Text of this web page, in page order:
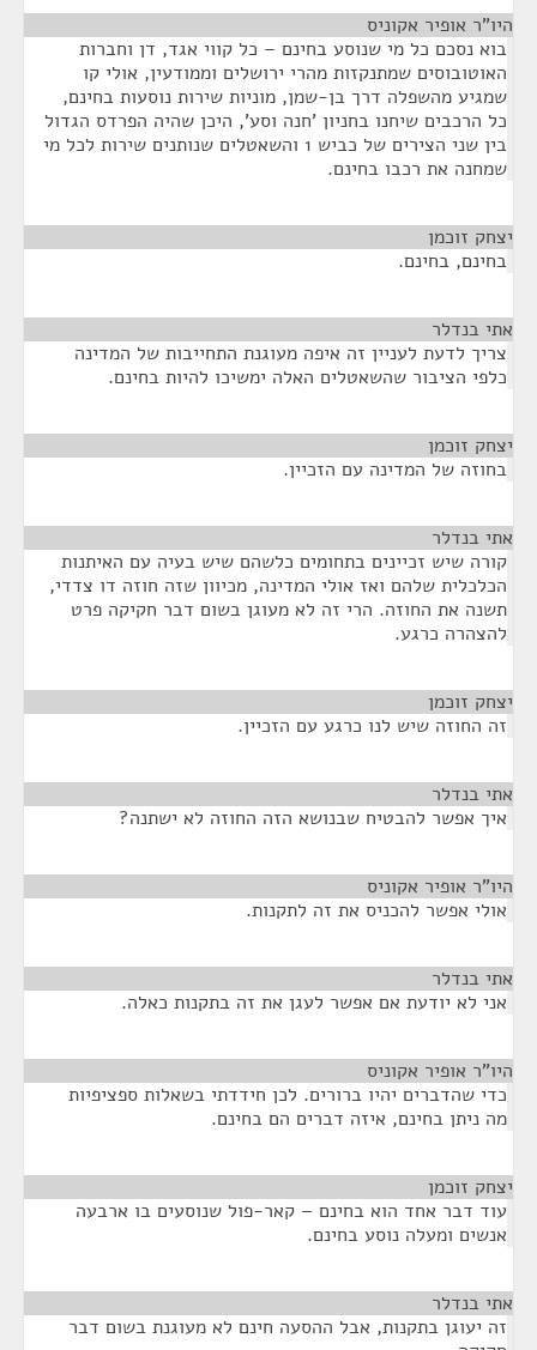
היו"ר אופיר אקוניס
בוא נסכם כל מי שנוסע בחינם – כל קווי אגד, דן וחברות
האוטובוסים שמתנקזות מהרי ירושלים וממודעין, אולי קו
שמגיע מהשפלה דרך בן-שמן, מוניות שירות נוסעות בחינם,
כל הרכבים שיחנו בחניון 'חנה וסע', היכן שהיה הפרדס הגדול
בין שני הצירים של כביש 1 והשאטלים שנותנים שירות לכל מי
שמחנה את רכבו בחינם.
יצחק זוכמן
בחינם, בחינם.
אתי בנדלר
צריך לדעת לעניין זה איפה מעוגנת התחייבות של המדינה
כלפי הציבור שהשאטלים האלה ימשיכו להיות בחינם.
יצחק זוכמן
בחוזה של המדינה עם הזכיין.
אתי בנדלר
קורה שיש זכיינים בתחומים כלשהם שיש בעיה עם האיתנות
הכלכלית שלהם ואז אולי המדינה, מכיוון שזה חוזה דו צדדי,
תשנה את החוזה. הרי זה לא מעוגן בשום דבר חקיקה פרט
להצהרה כרגע.
יצחק זוכמן
זה החוזה שיש לנו כרגע עם הזכיין.
אתי בנדלר
איך אפשר להבטיח שבנושא הזה החוזה לא ישתנה?
היו"ר אופיר אקוניס
אולי אפשר להכניס את זה לתקנות.
אתי בנדלר
אני לא יודעת אם אפשר לעגן את זה בתקנות כאלה.
היו"ר אופיר אקוניס
כדי שהדברים יהיו ברורים. לכן חידדתי בשאלות ספציפיות
מה ניתן בחינם, איזה דברים הם בחינם.
יצחק זוכמן
עוד דבר אחד הוא בחינם – קאר-פול שנוסעים בו ארבעה
אנשים ומעלה נוסע בחינם.
אתי בנדלר
זה יעוגן בתקנות, אבל ההסעה חינם לא מעוגנת בשום דבר